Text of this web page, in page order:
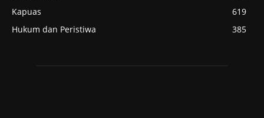
Kapuas
619
Hukum dan Peristiwa
385